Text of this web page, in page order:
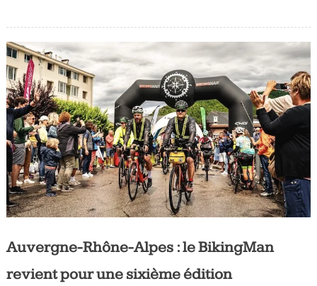
Auvergne-Rhône-Alpes : le BikingMan
revient pour une sixième édition